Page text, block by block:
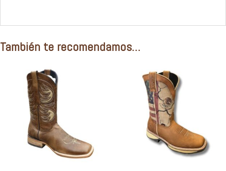
También te recomendamos…